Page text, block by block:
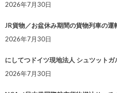
2026年7月30日
JR貨物／お盆休み期間の貨物列車の運
2026年7月30日
にしてつドイツ現地法人 シュツット
2026年7月30日